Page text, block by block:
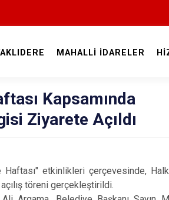
MAHALLİ İDARELER
Kapsamında
Ziyarete Açıldı
etkinlikleri çerçevesinde, Halk
töreni gerçekleştirildi.